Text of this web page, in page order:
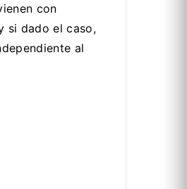
con
si dado el caso,
al